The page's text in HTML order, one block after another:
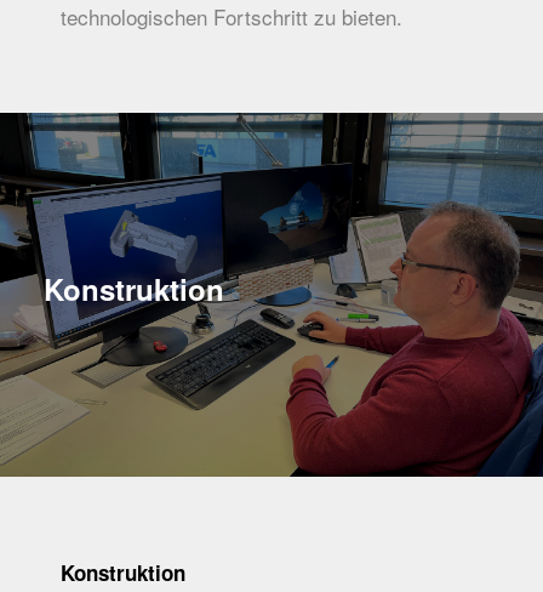
technologischen Fortschritt zu bieten.
Konstruktion
Konstruktion